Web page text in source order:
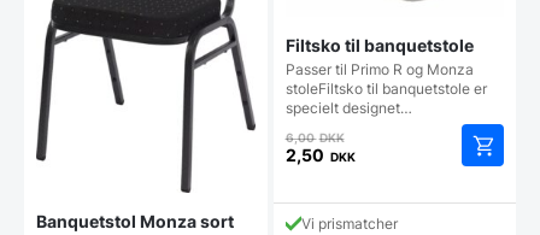
Banquetstol Monza sort
Filtsko til banquetstole
Passer til Primo R og Monza
stoleFiltsko til banquetstole er
specielt designet…
6,00DKKDen
oprindelige
var:
6,00 DKK.
2,50 DKK
aktuelle
prisVi prismatcher